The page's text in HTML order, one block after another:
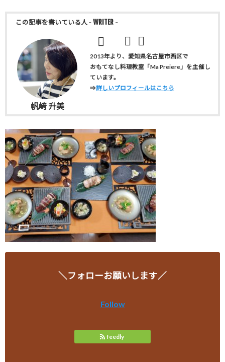
この記事を書いている人 - WRITER -
2013年より、愛知県名古屋市西区で
おもてなし料理教室「Ma Preiere」を主催し
ています。
⇒詳しいプロフィールはこちら
帆﨑 升美
＼フォローお願いします／
Follow
feedly